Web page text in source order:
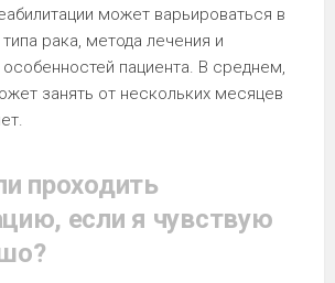
может варьироваться в
рака, метода лечения и
особенностей пациента. В среднем,
занять от нескольких месяцев
проходить
если я чувствую